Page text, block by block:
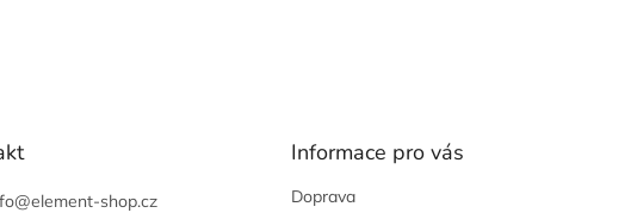
@element-shop.cz
Informace pro vás
Doprava